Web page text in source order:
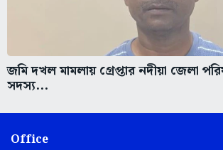
জমি দখল মামলায় গ্রেপ্তার নদীয়া জেলা
সদস্য...
Office